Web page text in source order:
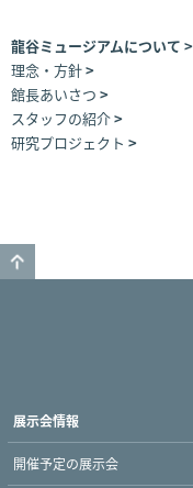
龍谷ミュージアムについて
理念・方針
館長あいさつ
スタッフの紹介
研究プロジェクト
展示会情報
開催予定の展示会